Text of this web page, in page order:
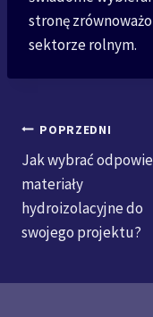
stronę
sektorze rolnym.
Nawigacja
wpisu
POPRZEDNI
Jak wybrać
materiały
hydroizolacyjne do
swojego projektu?